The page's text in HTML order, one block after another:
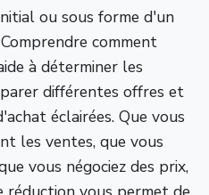
ou sous forme d'un
comment
à déterminer les
différentes offres et
éclairées. Que vous
les ventes, que vous
vous négociez des prix,